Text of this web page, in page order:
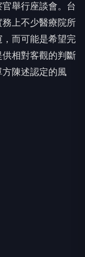
舉行座談會。台
上不少醫療院所
而可能是希望完
相對客觀的判斷
陳述認定的風